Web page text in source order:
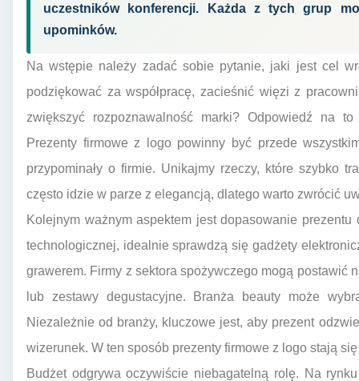
uczestników konferencji. Każda z tych grup
upominków.
Na wstępie należy zadać sobie pytanie, jaki jest cel
podziękować za współpracę, zacieśnić więzi z
zwiększyć rozpoznawalność marki? Odpowiedź na
Prezenty firmowe z logo powinny być przede
przypominały o firmie. Unikajmy rzeczy, które szybko
często idzie w parze z elegancją, dlatego warto zwrócić
Kolejnym ważnym aspektem jest dopasowanie prezentu
technologicznej, idealnie sprawdzą się gadżety
grawerem. Firmy z sektora spożywczego mogą postawić
lub zestawy degustacyjne. Branża beauty może
Niezależnie od branży, kluczowe jest, aby prezent
wizerunek. W ten sposób prezenty firmowe z logo stają
Budżet odgrywa oczywiście niebagatelną rolę. Na